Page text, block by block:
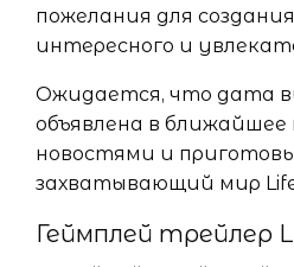
пожелания для
интересного и
Ожидается, что дата
объявлена в ближайшее
новостями и
захватывающий мир Life
Геймплей трейлер